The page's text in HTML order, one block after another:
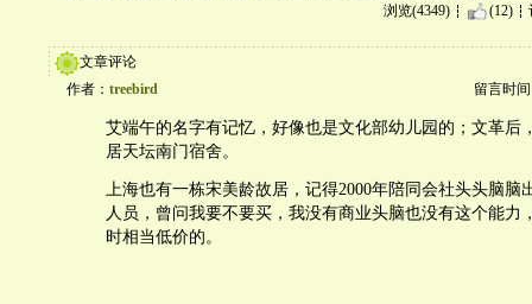
浏览(4349) (12)
文章评论
作者： treebird 留言时间
艾端午的名字有记忆，好像也是文化部幼儿园的；文革后
居天坛南门宿舍。
上海也有一栋宋美龄故居，记得2000年陪同会社头头脑脑
人员，曾问我要不要买，我没有商业头脑也没有这个能力
时相当低价的。